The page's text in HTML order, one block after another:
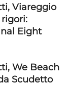
Viareggio
Eight
We Beach
Scudetto